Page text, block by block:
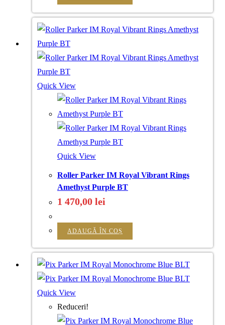
Quick View
Quick View
Roller Parker IM Royal Vibrant Rings
Amethyst Purple BT
1 470,00 lei
ADAUGĂ ÎN COȘ
Quick View
Reduceri!